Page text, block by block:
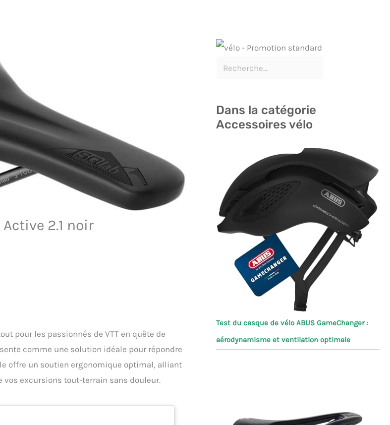
2.1 noir
pour les passionnés de VTT en quête de
comme une solution idéale pour répondre
offre un soutien ergonomique optimal, alliant
excursions tout-terrain sans douleur.
Dans la catégorie
Accessoires vélo
Test du casque de vélo ABUS GameChanger :
aérodynamisme et ventilation optimale